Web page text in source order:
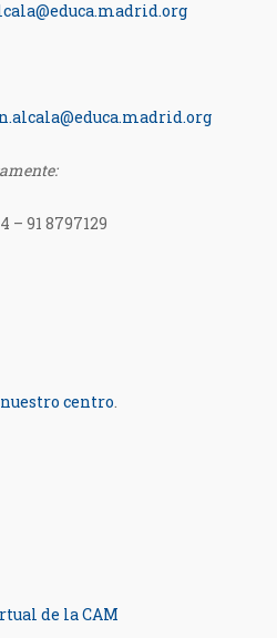
alcala@educa.madrid.org
– 91 8797129
centro.
de la CAM